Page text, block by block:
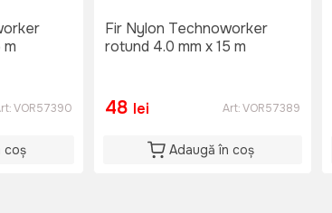
m
VOR57390
coș
Fir Nylon Technoworker
rotund 4.0 mm x 15 m
48 lei Art:VOR57389
Adaugă în coș